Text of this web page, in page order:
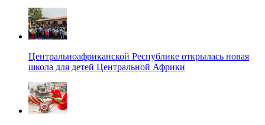
Центральноафриканской Республике открылась новая
школа для детей Центральной Африки